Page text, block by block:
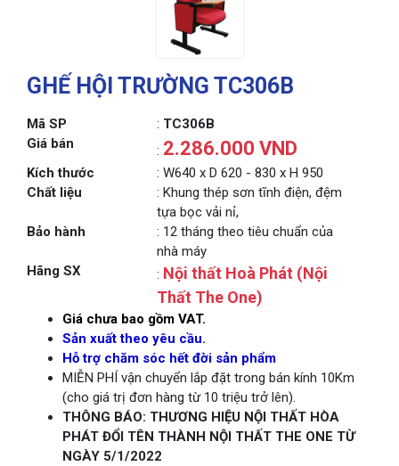
GHẾ HỘI TRƯỜNG TC306B
Mã SP : TC306B
Giá bán
: 2.286.000 VND
Kích thước
: W640 x D 620 - 830 x H 950
Chất liệu
: Khung thép sơn tĩnh điện, đệm
tựa bọc vải nỉ,
Bảo hành
: 12 tháng theo tiêu chuẩn của
nhà máy
Hãng SX
: Nội thất Hoà Phát (Nội
Thất The One)
Giá chưa bao gồm VAT.
Sản xuất theo yêu cầu.
Hỗ trợ chăm sóc hết đời sản phẩm
MIỄN PHÍ vận chuyển lắp đặt trong bán kính 10Km
(cho giá trị đơn hàng từ 10 triệu trở lên).
THÔNG BÁO: THƯƠNG HIỆU NỘI THẤT HÒA
PHÁT ĐỔI TÊN THÀNH NỘI THẤT THE ONE TỪ
NGÀY 5/1/2022